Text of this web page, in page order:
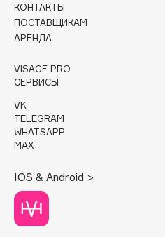
D
DABO
Darphin
Davines
Deonica
Dessange
Dior
Divage
КОНТАКТЫ
ПОСТАВЩИКАМ
АРЕНДА
VISAGE PRO
СЕРВИСЫ
VK
TELEGRAM
WHATSAPP
MAX
IOS & Android >